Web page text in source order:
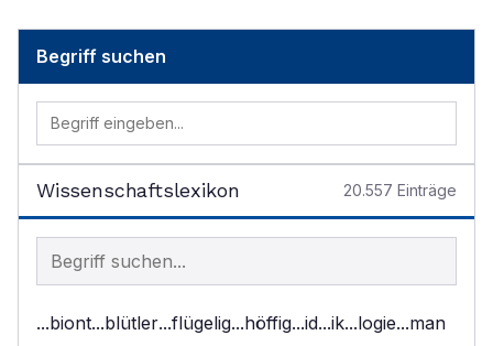
Begriff suchen
Wissenschaftslexikon 20.557 Einträge
Begriff im Lexikon suchen
...biont...blütler...flügelig...höffig...id...ik...logie...man